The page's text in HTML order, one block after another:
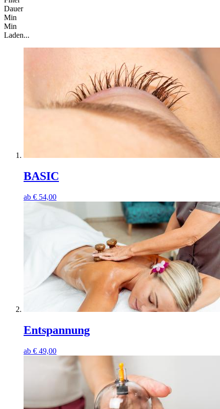
Dauer
Min
Min
Laden...
BASIC
ab € 54,00
Entspannung
ab € 49,00